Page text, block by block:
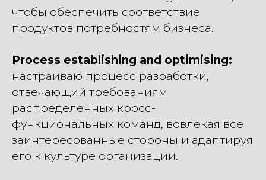
чтобы обеспечить соответствие
продуктов потребностям бизнеса.
Process establishing and optimising:
настраиваю процесс разработки,
отвечающий требованиям
распределенных кросс-
функциональных команд, вовлекая все
заинтересованные стороны и адаптируя
его к культуре организации.